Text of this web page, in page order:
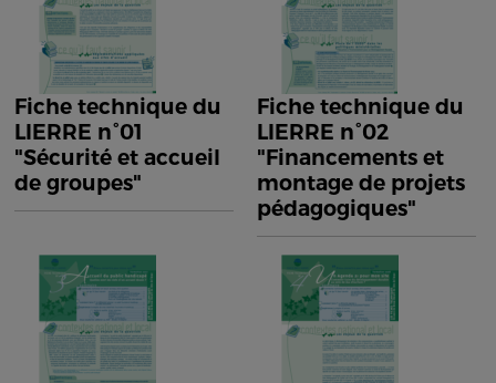
Fiche technique du
LIERRE n°01
"Sécurité et accueil
de groupes"
Fiche technique du
LIERRE n°02
"Financements et
montage de projets
pédagogiques"